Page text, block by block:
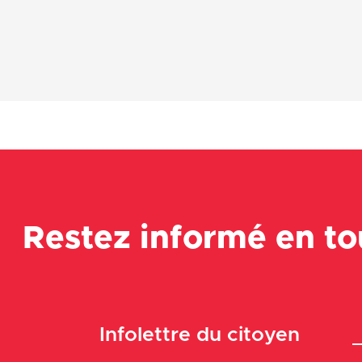
Restez informé en
Infolettre du citoyen